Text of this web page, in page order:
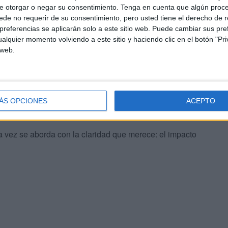
otorgar o negar su consentimiento. Tenga en cuenta que algún
no requerir de su consentimiento, pero usted tiene el derecho de
se aplicarán solo a este sitio web. Puede cambiar sus
momento volviendo a este sitio y haciendo clic en el botón
OPCIONES ACEPTO
de firmas para que esta declaración se
en cuenta la singularidad de estos territorios.
a la Delegación del Gobierno y al propio INGESA.
Pueblo, que dejó claro que la competencia
objetiva y existe la demanda social. Lo que falta
se aborda con la claridad que merece: el impacto